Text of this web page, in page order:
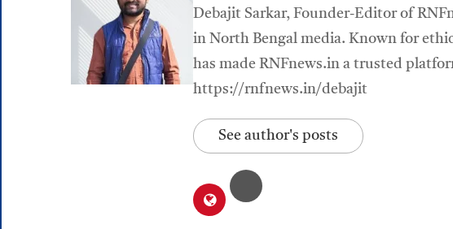
Debajit Sarkar, Founder-Editor of
in North Bengal media. Known for
has made RNFnews.in a trusted
https://rnfnews.in/debajit
See author's posts